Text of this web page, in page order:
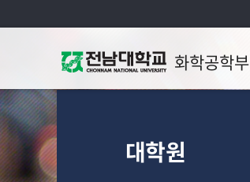
화학공학부
대학원